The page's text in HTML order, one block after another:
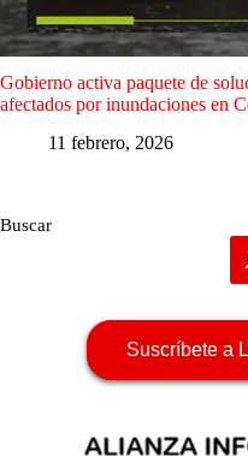
Gobierno activa paquete de
afectados por inundaciones en
11 febrero, 2026
Buscar
Suscríbete a